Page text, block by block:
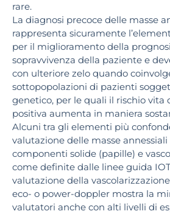
rare.
La diagnosi precoce delle masse
rappresenta sicuramente
per il miglioramento della
sopravvivenza della paziente e
con ulteriore zelo quando
sottopopolazioni di pazienti
genetico, per le quali il rischio vita
positiva aumenta in maniera
Alcuni tra gli elementi più
valutazione delle masse
componenti solide (papille) e
come definite dalle linee guida
valutazione della
eco- o power-doppler mostra la
valutatori anche con alti livelli di